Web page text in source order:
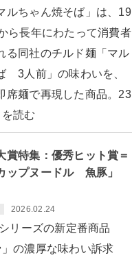
ルちゃん焼そば」は、19
ら長年にわたって消費者
る同社のチルド麺「マル
3人前」の味わいを、
席麺で再現した商品。23
読む
賞特集：優秀ヒット賞＝
ップヌードル 魚豚」
2026.02.24
リーズの新定番商品
」の濃厚な味わい訴求